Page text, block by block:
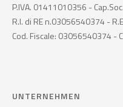
P.IVA. 01411010356 -
R.I. di RE n.03056540374 -
Cod. Fiscale: 03056540374 -
UNTERNEHMEN